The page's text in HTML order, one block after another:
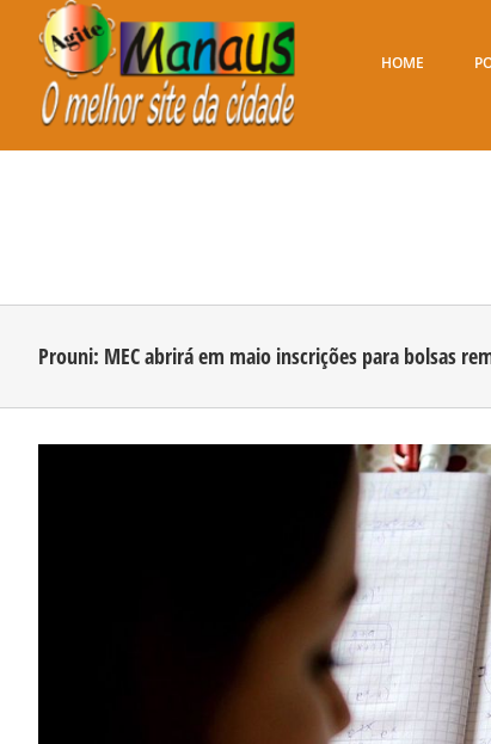
conteúdo
HOME
Prouni: MEC abrirá em maio inscrições para bolsas